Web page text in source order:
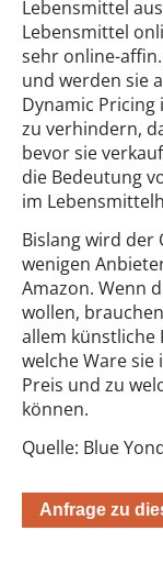
Lebensmittel
Lebensmittel
sehr online-
und werden sie
Dynamic Pricing
zu verhindern,
bevor sie
die Bedeutung
im
Bislang wird der
wenigen
Amazon. Wenn
wollen,
allem künstliche
welche Ware
Preis und zu
können.
Quelle: Blue
Anfrage zu